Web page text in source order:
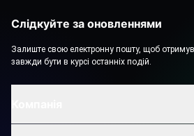
Слідкуйте за оновленнями
Залиште свою електронну пошту, щоб
завжди бути в курсі останніх подій.